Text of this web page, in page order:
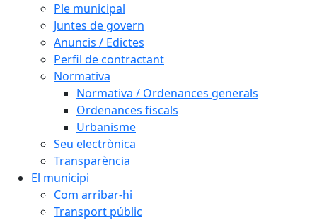
Ple municipal
Juntes de govern
Anuncis / Edictes
Perfil de contractant
Normativa
Normativa / Ordenances generals
Ordenances fiscals
Urbanisme
Seu electrònica
Transparència
El municipi
Com arribar-hi
Transport públic